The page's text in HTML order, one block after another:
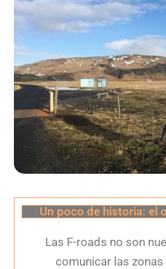
Un poco de historia: el
Las F-roads no son
comunicar las